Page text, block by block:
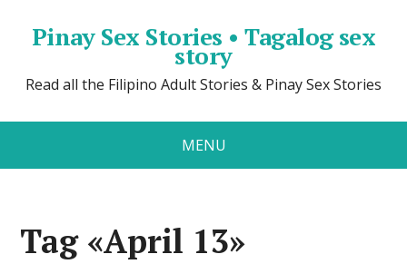
Pinay Sex Stories • Tagalog sex
story
Read all the Filipino Adult Stories & Pinay Sex Stories
MENU
Tag «April 13»